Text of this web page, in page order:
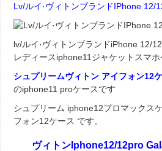
Lv/ルイ·ヴィトンブランドIPhone
lv/ルイ·ヴィトンブランドiPhone 12/
レディースiphone11ジャケットスマ
シュプリームヴィトン アイフォン12
のiphone11 proケースです
シュプリーム iphone12プロマックス
フォン12ケース です。
ヴィトンIphone12/12pro